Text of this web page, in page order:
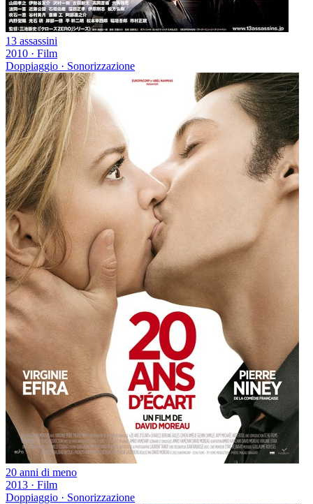
13 assassini
2010 · Film
Doppiaggio · Sonorizzazione
20 anni di meno
2013 · Film
Doppiaggio · Sonorizzazione